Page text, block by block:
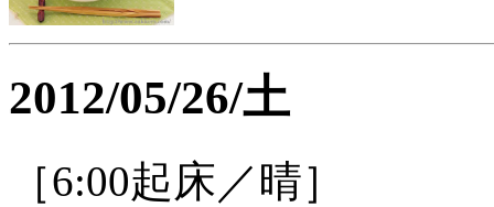
2012/05/26/土
［6:00起床／晴］